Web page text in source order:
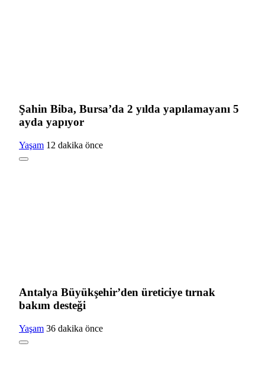
Şahin Biba, Bursa’da 2 yılda yapılamayanı 5
ayda yapıyor
Yaşam 12 dakika önce
Antalya Büyükşehir’den üreticiye tırnak
bakım desteği
Yaşam 36 dakika önce